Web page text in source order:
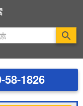
58-1826